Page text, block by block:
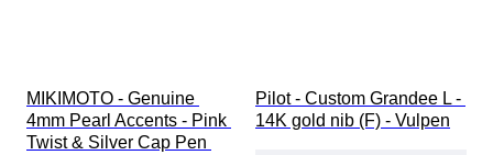
MIKIMOTO - Genuine
4mm Pearl Accents - Pink
Twist & Silver Cap Pen
Pilot - Custom Grandee L -
14K gold nib (F) - Vulpen